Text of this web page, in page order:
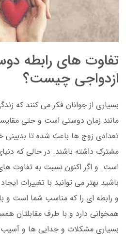
تفاوت های رابطه
ازدواجی چیست؟
بسیاری از جوانان فکر می کنند که
مانند زمان دوستی است و حتی
تعدادی زوج ها باعث شده تا
مشترک داشته باشند. در حالی که
است. و اگر اکنون نسبت به تفاوت
باشید بهتر می توانید با تغییرات
و رابطه ای را که مناسب شما است و
همخوانی دارد و با طرف مقابلتان
بسیاری مشکلات و جدایی ها و